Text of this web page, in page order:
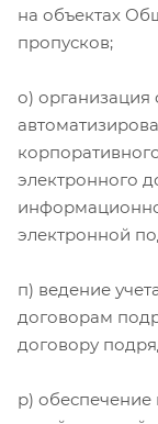
на объектах
пропусков;
о)
электронного
электронной
п) ведение
договорам
договору
р)